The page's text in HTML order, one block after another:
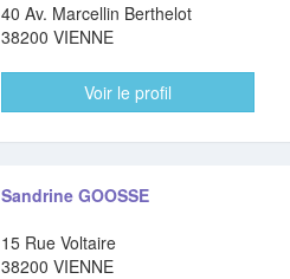
40 Av. Marcellin Berthelot
38200 VIENNE
Voir le profil
Sandrine GOOSSE
15 Rue Voltaire
38200 VIENNE